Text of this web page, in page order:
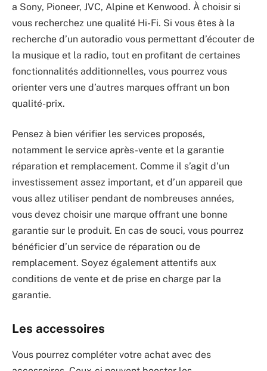
a Sony, Pioneer, JVC, Alpine et Kenwood. À choisir si
vous recherchez une qualité Hi-Fi. Si vous êtes à la
recherche d’un autoradio vous permettant d’écouter de
la musique et la radio, tout en profitant de certaines
fonctionnalités additionnelles, vous pourrez vous
orienter vers une d’autres marques offrant un bon
qualité-prix.
Pensez à bien vérifier les services proposés,
notamment le service après-vente et la garantie
réparation et remplacement. Comme il s’agit d’un
investissement assez important, et d’un appareil que
vous allez utiliser pendant de nombreuses années,
vous devez choisir une marque offrant une bonne
garantie sur le produit. En cas de souci, vous pourrez
bénéficier d’un service de réparation ou de
remplacement. Soyez également attentifs aux
conditions de vente et de prise en charge par la
garantie.
Les accessoires
Vous pourrez compléter votre achat avec des